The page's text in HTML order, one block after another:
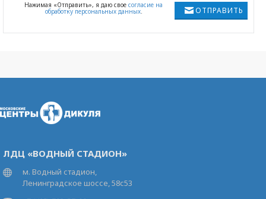
ОТПРАВИТЬ
Нажимая «Отправить», я даю свое согласие на
обработку персональных данных.
ЛДЦ «ВОДНЫЙ СТАДИОН»
м. Водный стадион,
Ленинградское шоссе, 58с53